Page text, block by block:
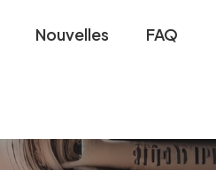
Nouvelles FAQ